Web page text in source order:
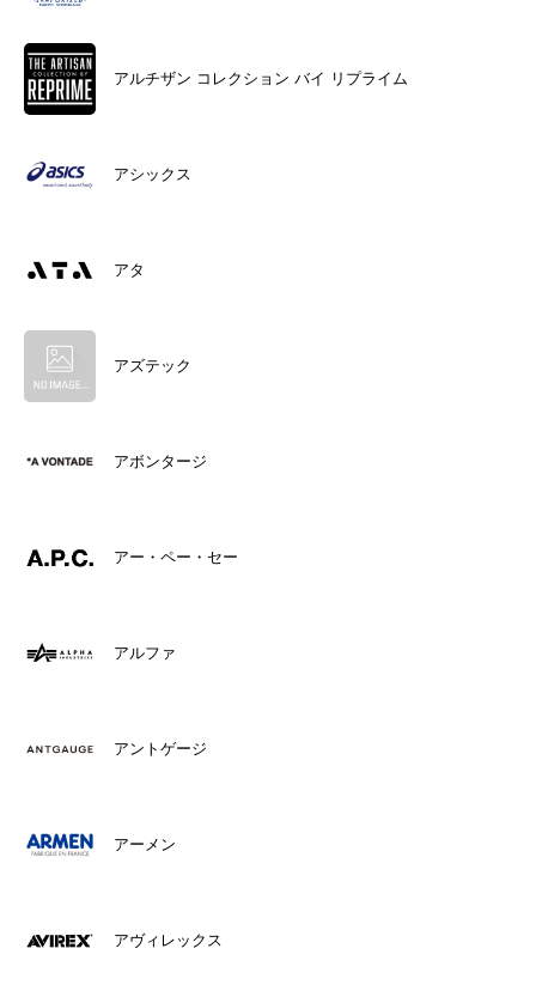
アルチザン コレクション バイ リプライム
アシックス
アタ
アズテック
アボンタージ
アー・ペー・セー
アルファ
アントゲージ
アーメン
アヴィレックス